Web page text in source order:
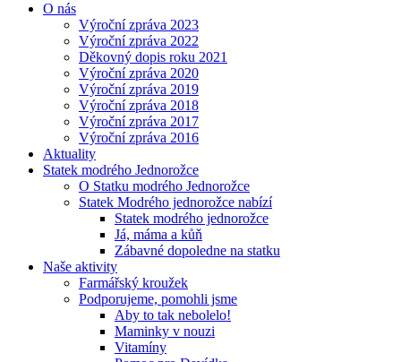
O nás
Výroční zpráva 2023
Výroční zpráva 2022
Děkovný dopis roku 2021
Výroční zpráva 2020
Výroční zpráva 2019
Výroční zpráva 2018
Výroční zpráva 2017
Výroční zpráva 2016
Aktuality
Statek modrého Jednorožce
O Statku modrého Jednorožce
Statek Modrého jednorožce nabízí
Statek modrého jednorožce
Já, máma a kůň
Zábavné dopoledne na statku
Naše aktivity
Farmářský kroužek
Podporujeme, pomohli jsme
Aby to tak nebolelo!
Maminky v nouzi
Vitamíny